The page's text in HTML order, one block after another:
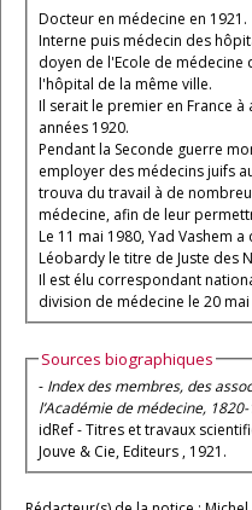
Docteur en médecine en 1921.
Interne puis médecin des
doyen de l'Ecole de médecine
l'hôpital de la même ville.
Il serait le premier en France
années 1920.
Pendant la Seconde guerre
employer des médecins juifs
trouva du travail à de
médecine, afin de leur
Le 11 mai 1980, Yad Vashem
Léobardy le titre de Juste des
Il est élu correspondant
division de médecine le 20 mai
Sources biographiques
- Index des membres, des
l’Académie de médecine,
idRef - Titres et travaux
Jouve & Cie, Editeurs , 1921.